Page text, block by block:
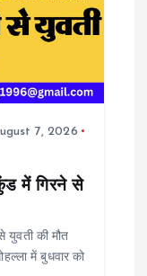
7, 2026
में गिरने से
की मौत
में बुधवार को